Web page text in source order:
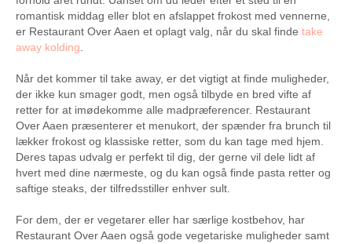
romantisk middag eller blot en afslappet frokost med vennerne,
er Restaurant Over Aaen et oplagt valg, når du skal finde take
away kolding
Når det kommer til take away, er det vigtigt at finde muligheder,
der ikke kun smager godt, men også tilbyde en bred vifte af
retter for at imødekomme alle madpræferencer. Restaurant
Over Aaen præsenterer et menukort, der spænder fra brunch til
lækker frokost og klassiske retter, som du kan tage med hjem.
Deres tapas udvalg er perfekt til dig, der gerne vil dele lidt af
hvert med dine nærmeste, og du kan også finde pasta retter og
saftige steaks, der tilfredsstiller enhver sult.
For dem, der er vegetarer eller har særlige kostbehov, har
Restaurant Over Aaen også gode vegetariske muligheder samt